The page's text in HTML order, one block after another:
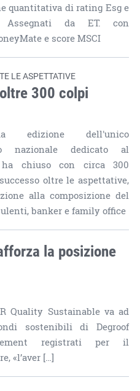
quantitativa di rating Esg e
Assegnati da ET. con
e score MSCI
LE ASPETTATIVE
300 colpi
edizione dell'unico
nazionale dedicato al
chiuso con circa 300
oltre le aspettative,
alla composizione del
banker e family office
la posizione
Quality Sustainable va ad
sostenibili di Degroof
registrati per il
«l’aver […]